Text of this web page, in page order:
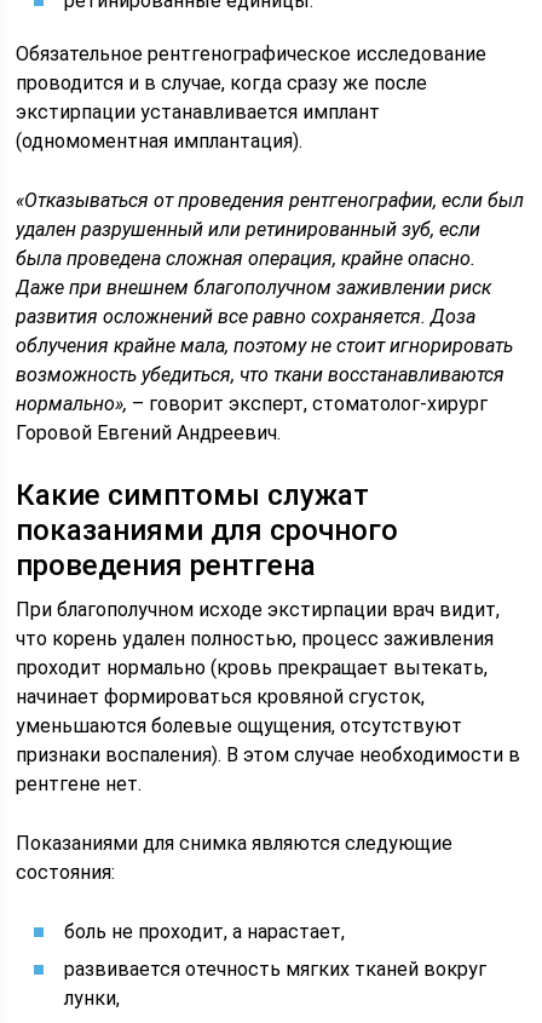
Обязательное рентгенографическое исследование
проводится и в случае, когда сразу же после
экстирпации устанавливается имплант
(одномоментная имплантация).
«Отказываться от проведения рентгенографии, если был
удален разрушенный или ретинированный зуб, если
была проведена сложная операция, крайне опасно.
Даже при внешнем благополучном заживлении риск
развития осложнений все равно сохраняется. Доза
облучения крайне мала, поэтому не стоит игнорировать
возможность убедиться, что ткани восстанавливаются
нормально», – говорит эксперт, стоматолог-хирург
Горовой Евгений Андреевич.
Какие симптомы служат
показаниями для срочного
проведения рентгена
При благополучном исходе экстирпации врач видит,
что корень удален полностью, процесс заживления
проходит нормально (кровь прекращает вытекать,
начинает формироваться кровяной сгусток,
уменьшаются болевые ощущения, отсутствуют
признаки воспаления). В этом случае необходимости в
рентгене нет.
Показаниями для снимка являются следующие
состояния:
боль не проходит, а нарастает,
развивается отечность мягких тканей вокруг
лунки,